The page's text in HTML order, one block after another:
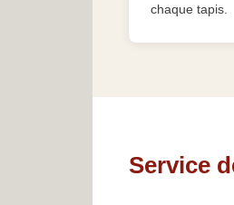
chaque tapis.
Service